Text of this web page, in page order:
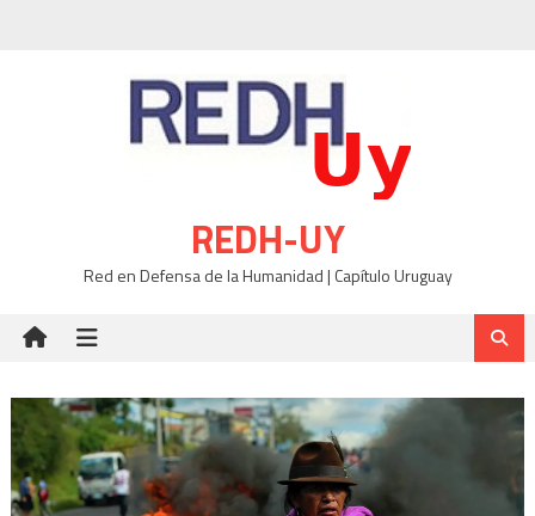
REDH-UY
Red en Defensa de la Humanidad | Capítulo Uruguay